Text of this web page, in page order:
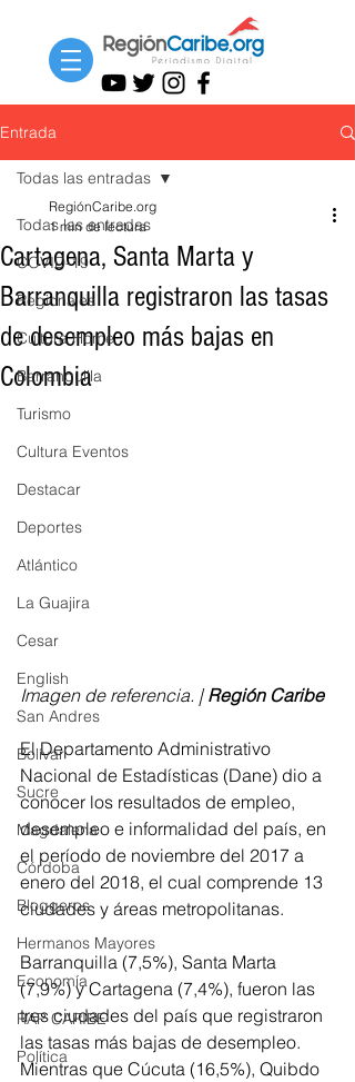
Entrada
Todas las entradas
COVID-19
Regionales
Cultura Home
Barranquilla
Turismo
Cultura Eventos
Destacar
Deportes
Atlántico
La Guajira
Cesar
English
San Andres
Bolívar
Sucre
Magdalena
Córdoba
Bloggeros
Hermanos Mayores
Economía
RAP CARIBE
Política
Todas las entradas
Cartagena, Santa Marta y
Barranquilla registraron las tasas
de desempleo más bajas en
Colombia
RegiónCaribe.org
1 min de lectura
Imagen de referencia. | Región Caribe
El Departamento Administrativo
Nacional de Estadísticas (Dane) dio a
conocer los resultados de empleo,
desempleo e informalidad del país, en
el período de noviembre del 2017 a
enero del 2018, el cual comprende 13
ciudades y áreas metropolitanas.
Barranquilla (7,5%), Santa Marta
(7,9%) y Cartagena (7,4%), fueron las
tres ciudades del país que registraron
las tasas más bajas de desempleo.
Mientras que Cúcuta (16,5%), Quibdo